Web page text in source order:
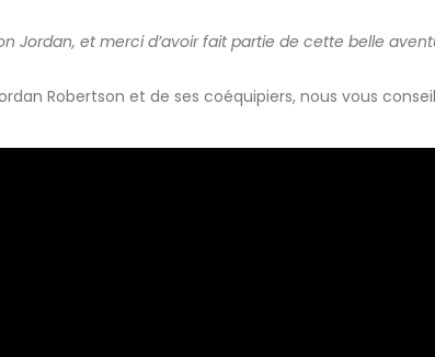
Jordan, et merci d’avoir fait partie de cette belle
Robertson et de ses coéquipiers, nous vous